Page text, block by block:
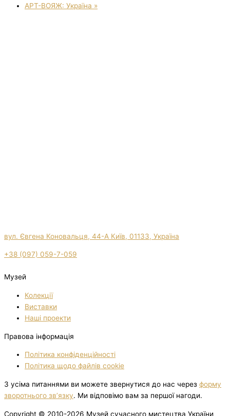
АРТ-ВОЯЖ: Україна »
вул. Євгена Коновальця, 44-А Київ, 01133, Україна
+38 (097) 059-7-059
Музей
Колекції
Виставки
Нашi проекти
Правова інформація
Політика конфіденційності
Політика щодо файлів cookie
З усіма питаннями ви можете звернутися до нас через форму
зворотнього зв’язку. Ми відповімо вам за першої нагоди.
Copyright © 2010-2026 Музей сучасного мистецтва України